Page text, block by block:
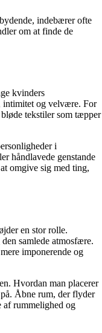
indebærer ofte
om at finde de
kvinders
intimitet og velvære. For
tekstiler som tæpper
i
håndlavede genstande
omgive sig med ting,
en stor rolle.
samlede atmosfære.
imponerende og
Hvordan man placerer
Åbne rum, der flyder
af rummelighed og